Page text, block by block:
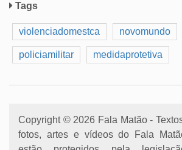
Tags
violenciadomestca novomundo
policiamilitar medidaprotetiva
Copyright © 2026 Fala Matão -
fotos, artes e vídeos do Fala